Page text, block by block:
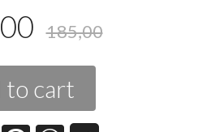
185,00
to cart